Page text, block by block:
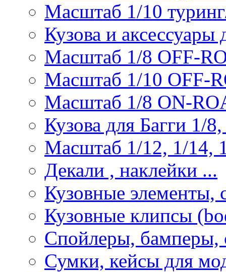
Масштаб 1/10
Кузова и
Масштаб 1/8 OFF-
Масштаб 1/10 OFF-
Масштаб 1/8 ON-
Кузова для Багги 1/
Масштаб 1/12, 1/14,
Декали , наклейки ...
Кузовные элементы,
Кузовные клипсы
Спойлеры, бамперы,
Сумки, кейсы для